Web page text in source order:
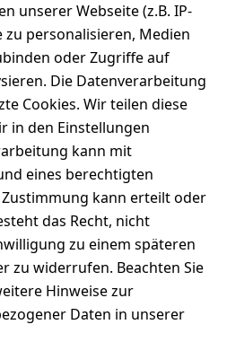
unserer Webseite (z.B. IP-
zu personalisieren, Medien
oder Zugriffe auf
Die Datenverarbeitung
Cookies. Wir teilen diese
in den Einstellungen
kann mit
eines berechtigten
kann erteilt oder
das Recht, nicht
zu einem späteren
zu widerrufen. Beachten Sie
Hinweise zur
Daten in unserer
Informatio
nen
Retourenlage
r: Eichenallee
3, 06184
Kabelsketal
Telefon: +49
1512 6260858
E-Mail:
info@konsyst
em.de
Blog und
Wissensdaten
bank
Über uns
★★★★☆
Top-Verkäufer
★★★★★
Bewertungen
Über 228.000